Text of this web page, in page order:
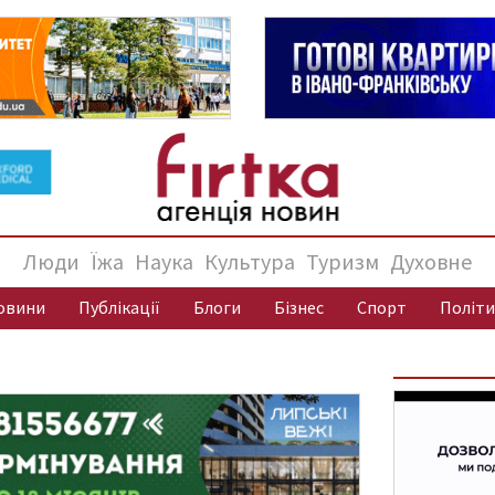
Люди Їжа Наука Культура Туризм Духовне
Публікації Блоги Бізнес Спорт